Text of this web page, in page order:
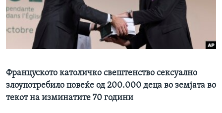
ИНТЕРВЈУА
Јазици
Француското католичко свештенство сексуално
злоупотребило повеќе од 200.000 деца во земјата во
текот на изминатите 70 години